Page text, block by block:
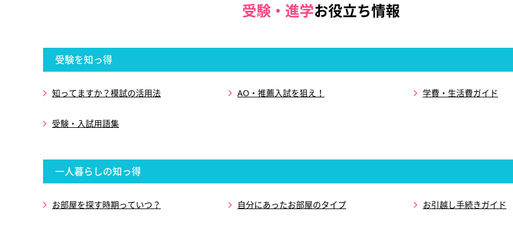
受験・進学お役立ち情報
受験を知っ得
知ってますか？模試の活用法 AO・推薦入試を狙え！ 学費・生活費ガイド
受験・入試用語集
一人暮らしの知っ得
お部屋を探す時期っていつ？ 自分にあったお部屋のタイプ お引越し手続きガイド